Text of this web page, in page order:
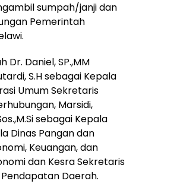
sumpah/janji dan
Pemerintah
Daniel, SP.,MM
S.H sebagai Kepala
Umum Sekretaris
Marsidi,
sebagai Kepala
Dinas Pangan dan
Keuangan, dan
dan Kesra Sekretaris
Pendapatan Daerah.